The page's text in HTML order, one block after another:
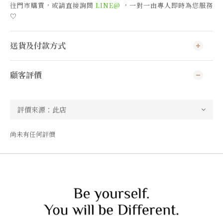
往門市購買，或請直接詢問 LINE@ ，一對一由專人即時為您服務
♡
送貨及付款方式
顧客評價
尚未有任何評價